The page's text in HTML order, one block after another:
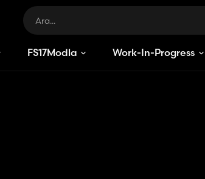
FS17Modlar Work-In-Progress